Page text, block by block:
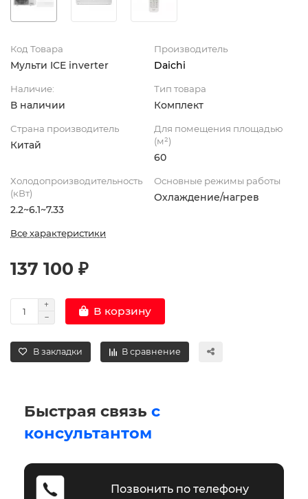
Код Товара
Мульти ICE inverter
Производитель
Daichi
Наличие:
В наличии
Тип товара
Комплект
Страна производитель
Китай
Для помещения площадью
(м²)
60
Холодопроизводительность
(кВт)
2.2~6.1~7.33
Основные режимы работы
Охлаждение/нагрев
Все характеристики
137 100 ₽
В корзину
В закладки В сравнение
Быстрая связь с
консультантом
Позвонить по телефону